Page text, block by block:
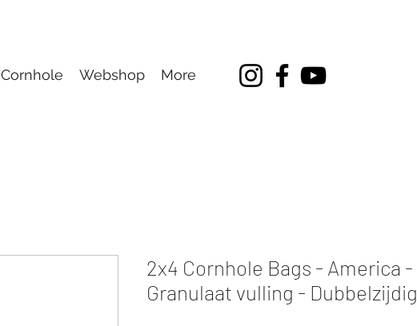
Cornhole Webshop More
2x4 Cornhole Bags - America -
Granulaat vulling - Dubbelzijdig